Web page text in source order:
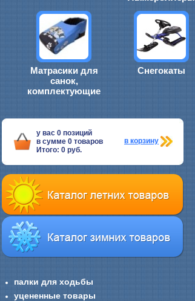
Матрасики для
санок,
комплектующие
Снегокаты
у вас 0 позиций
в сумме 0 товаров
Итого: 0 руб.
в корзину
палки для ходьбы
уцененные товары